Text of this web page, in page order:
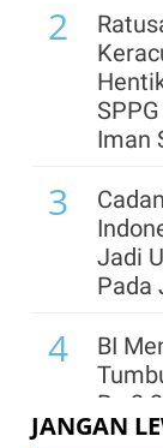
2
Iman
3
Jadi
Pada
4
BI
Rp
Juli
JANGAN